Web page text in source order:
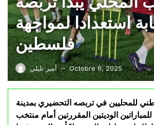
استعدادا لمواجهة
فلسطين
أمير تليلي — Octobre 6, 2025
للمحليين في تربصه التحضيري بمدينة
الوديتين المقررتين أمام منتخب